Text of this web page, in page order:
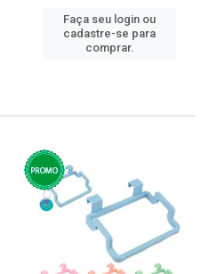
Faça seu login ou
cadastre-se para
comprar.